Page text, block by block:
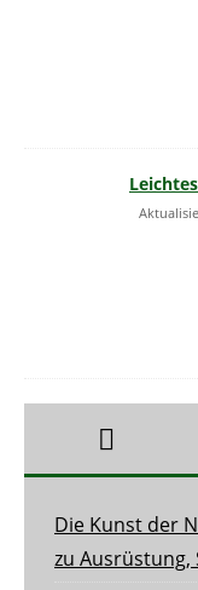
Die Kunst der
zu